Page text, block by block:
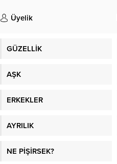
Üyelik
GÜZELLİK
AŞK
ERKEKLER
AYRILIK
NE PİŞİRSEK?